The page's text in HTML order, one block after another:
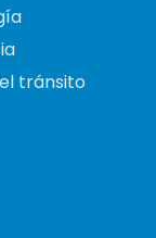
tránsito